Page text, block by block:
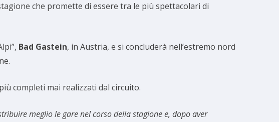
che promette di essere tra le più spettacolari di
Bad Gastein, in Austria, e si concluderà nell’estremo nord
completi mai realizzati dal circuito.
meglio le gare nel corso della stagione e, dopo aver